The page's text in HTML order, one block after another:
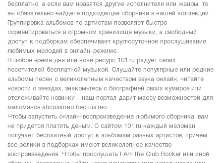
бесплатно, а если вам нравятся другие исполнители или жанры, то
вы обязательно найдете подходящие сборники в нашей коллекции.
Группировка альбомов по артистам позволяет быстро
сориентироваться в огромном хранилище музыки, а свободный
доступ к подборкам обеспечивает круглосуточное прослушивание
любимых мелодий в онлайн-режиме.
В любое время дня или ночи ресурс 101.ru радует своих
посетителей бесплатной музыкой. Слушайте популярные или редкие
альбомы песен с великолепным качеством звука онлайн, читайте
новости о звездах, знакомьтесь с биографией своих кумиров или
отслеживайте новинки - наш портал дарит массу возможностей для
меломанов абсолютно бесплатно.
Чтобы запустить онлайн-воспроизведение любимого сборника, вам
не придется платить деньги. С сайтом 101.ru каждый меломан
получает бесплатный доступ к альбомам разных артистов, причем
все ролики в подборках имеют великолепное качество
воспроизведения. Чтобы прослушать I Am the Club Rocker или иной